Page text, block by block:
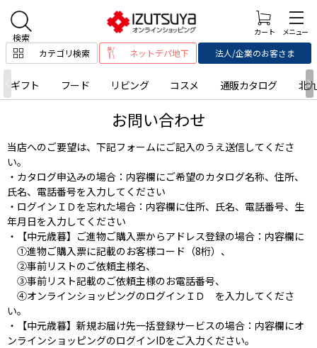
カテゴリ検索 ネットデパ地下 法人/企業のお客さま
ギフト フード リビング コスメ 通販カタログ 北
お問い合わせ
当店へのご要望は、下記フォームにご記入のうえ送信してくださ
い。
・カタログ申込みの場合：内容欄にご希望のカタログ名称、住所、
氏名、電話番号を入力してください
・ログインＩＤを忘れた場合：内容欄に住所、氏名、電話番号、生
年月日を入力してください
・【中元歳暮】ご進物ご購入票からアドレス登録の場合：内容欄に
①進物ご購入票に記載のお客様コード（8桁）、
②事前リストのご依頼主様名、
③事前リスト記載のご依頼主様のお電話番号、
④オンラインショッピングのログインＩＤ を入力してくださ
い。
・【中元歳暮】新規お届け先一括登録サービスの場合：内容欄にオ
ンラインショッピングのログインIDをご入力ください。